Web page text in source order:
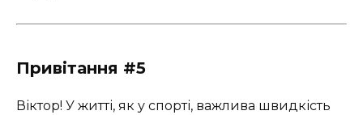
Привітання #5
Віктор! У житті, як у спорті, важлива швидкість